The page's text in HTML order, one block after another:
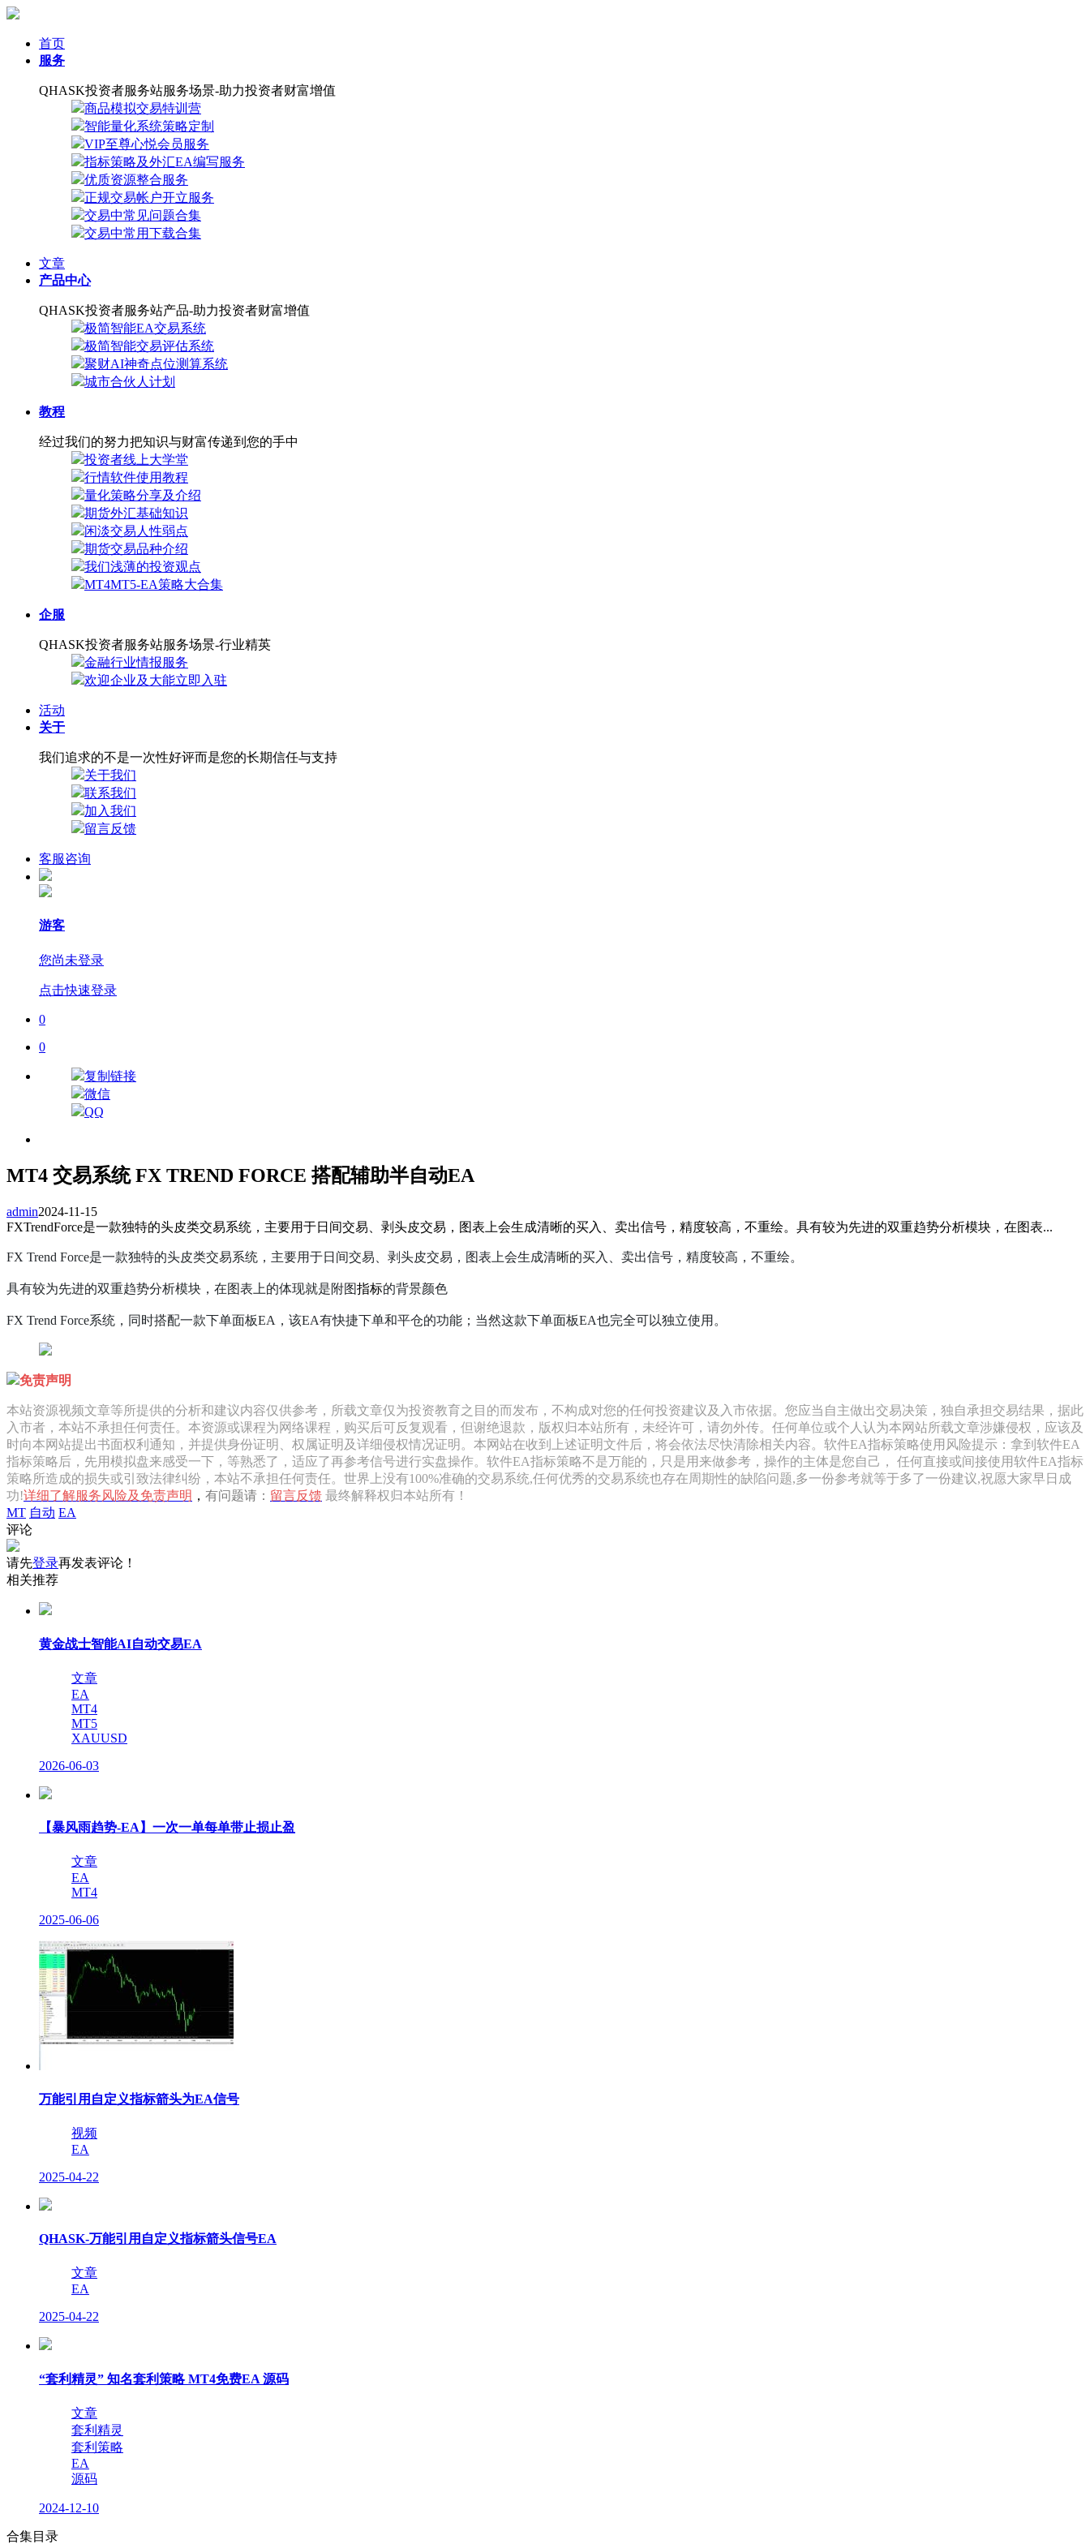
首页
服务
QHASK投资者服务站服务场景-助力投资者财富增值
商品模拟交易特训营
智能量化系统策略定制
VIP至尊心悦会员服务
指标策略及外汇EA编写服务
优质资源整合服务
正规交易帐户开立服务
交易中常见问题合集
交易中常用下载合集
文章
产品中心
QHASK投资者服务站产品-助力投资者财富增值
极简智能EA交易系统
极简智能交易评估系统
聚财AI神奇点位测算系统
城市合伙人计划
教程
经过我们的努力把知识与财富传递到您的手中
投资者线上大学堂
行情软件使用教程
量化策略分享及介绍
期货外汇基础知识
闲淡交易人性弱点
期货交易品种介绍
我们浅薄的投资观点
MT4MT5-EA策略大合集
企服
QHASK投资者服务站服务场景-行业精英
金融行业情报服务
欢迎企业及大能立即入驻
活动
关于
我们追求的不是一次性好评而是您的长期信任与支持
关于我们
联系我们
加入我们
留言反馈
客服咨询
游客
您尚未登录
点击快速登录
0
0
复制链接
微信
QQ
MT4 交易系统 FX TREND FORCE 搭配辅助半自动EA
admin2024-11-15
FXTrendForce是一款独特的头皮类交易系统，主要用于日间交易、剥头皮交易，图表上会生成清晰的买入、卖出信号，精度较高，不重绘。具有较为先进的双重趋势分析模块，在图表...
FX Trend Force是一款独特的头皮类交易系统，主要用于日间交易、剥头皮交易，图表上会生成清晰的买入、卖出信号，精度较高，不重绘。
具有较为先进的双重趋势分析模块，在图表上的体现就是附图指标的背景颜色
FX Trend Force系统，同时搭配一款下单面板EA，该EA有快捷下单和平仓的功能；当然这款下单面板EA也完全可以独立使用。
免责声明
本站资源视频文章等所提供的分析和建议内容仅供参考，所载文章仅为投资教育之目的而发布，不构成对您的任何投资建议及入市依据。您应当自主做出交易决策，独自承担交易结果，据此
入市者，本站不承担任何责任。本资源或课程为网络课程，购买后可反复观看，但谢绝退款，版权归本站所有，未经许可，请勿外传。任何单位或个人认为本网站所载文章涉嫌侵权，应该及
时向本网站提出书面权利通知，并提供身份证明、权属证明及详细侵权情况证明。本网站在收到上述证明文件后，将会依法尽快清除相关内容。软件EA指标策略使用风险提示：拿到软件EA
指标策略后，先用模拟盘来感受一下，等熟悉了，适应了再参考信号进行实盘操作。软件EA指标策略不是万能的，只是用来做参考，操作的主体是您自己， 任何直接或间接使用软件EA指标
策略所造成的损失或引致法律纠纷，本站不承担任何责任。世界上没有100%准确的交易系统,任何优秀的交易系统也存在周期性的缺陷问题,多一份参考就等于多了一份建议,祝愿大家早日成
功!详细了解服务风险及免责声明 ， 有问题请： 留言反馈 最终解释权归本站所有！
MT 自动 EA
评论
请先登录再发表评论！
相关推荐
黄金战士智能AI自动交易EA
文章
EA
MT4
MT5
XAUUSD
2026-06-03
【暴风雨趋势-EA】一次一单每单带止损止盈
文章
EA
MT4
2025-06-06
万能引用自定义指标箭头为EA信号
视频
EA
2025-04-22
QHASK-万能引用自定义指标箭头信号EA
文章
EA
2025-04-22
“套利精灵” 知名套利策略 MT4免费EA 源码
文章
套利精灵
套利策略
EA
源码
2024-12-10
合集目录